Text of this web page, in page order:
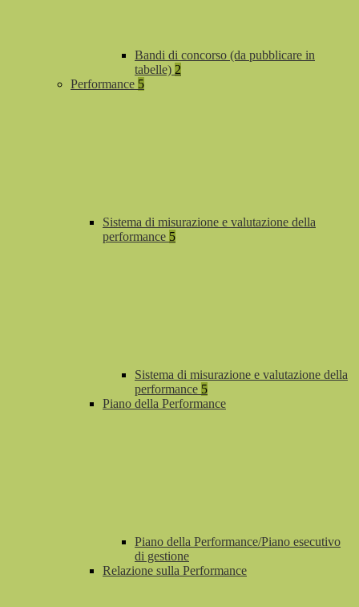
Bandi di concorso (da pubblicare in
tabelle) 2
Performance 5
Sistema di misurazione e valutazione della
performance 5
Sistema di misurazione e valutazione della
performance 5
Piano della Performance
Piano della Performance/Piano esecutivo
di gestione
Relazione sulla Performance